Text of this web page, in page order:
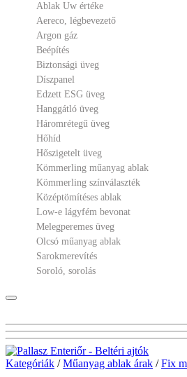
Ablak Uw értéke
Aereco, légbevezető
Argon gáz
Beépítés
Biztonsági üveg
Díszpanel
Edzett ESG üveg
Hanggátló üveg
Háromrétegű üveg
Hőhíd
Hőszigetelt üveg
Kömmerling műanyag ablak
Kömmerling színválaszték
Középtömítéses ablak
Low-e lágyfém bevonat
Melegperemes üveg
Olcsó műanyag ablak
Sarokmerevítés
Soroló, sorolás
Kategóriák /Műanyag ablak árak /Fix